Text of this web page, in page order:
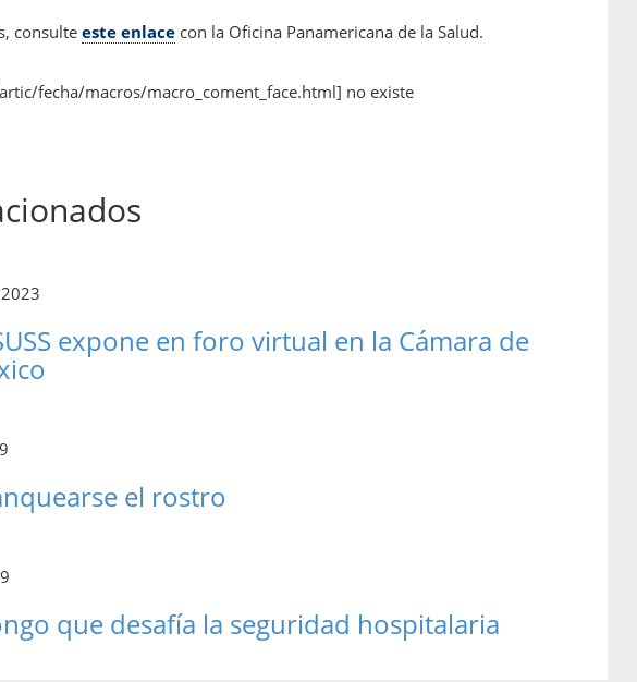
consulte este enlace con la Oficina Panamericana de la Salud.
fecha/macros/macro_coment_face.html] no existe
expone en foro virtual en la Cámara de
el rostro
que desafía la seguridad hospitalaria